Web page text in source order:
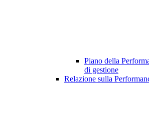
Piano della
di gestione
Relazione sulla